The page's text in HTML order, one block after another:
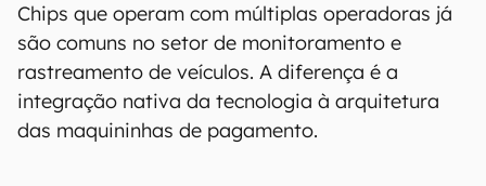
Chips que operam com múltiplas operadoras já
são comuns no setor de monitoramento e
rastreamento de veículos. A diferença é a
integração nativa da tecnologia à arquitetura
das maquininhas de pagamento.